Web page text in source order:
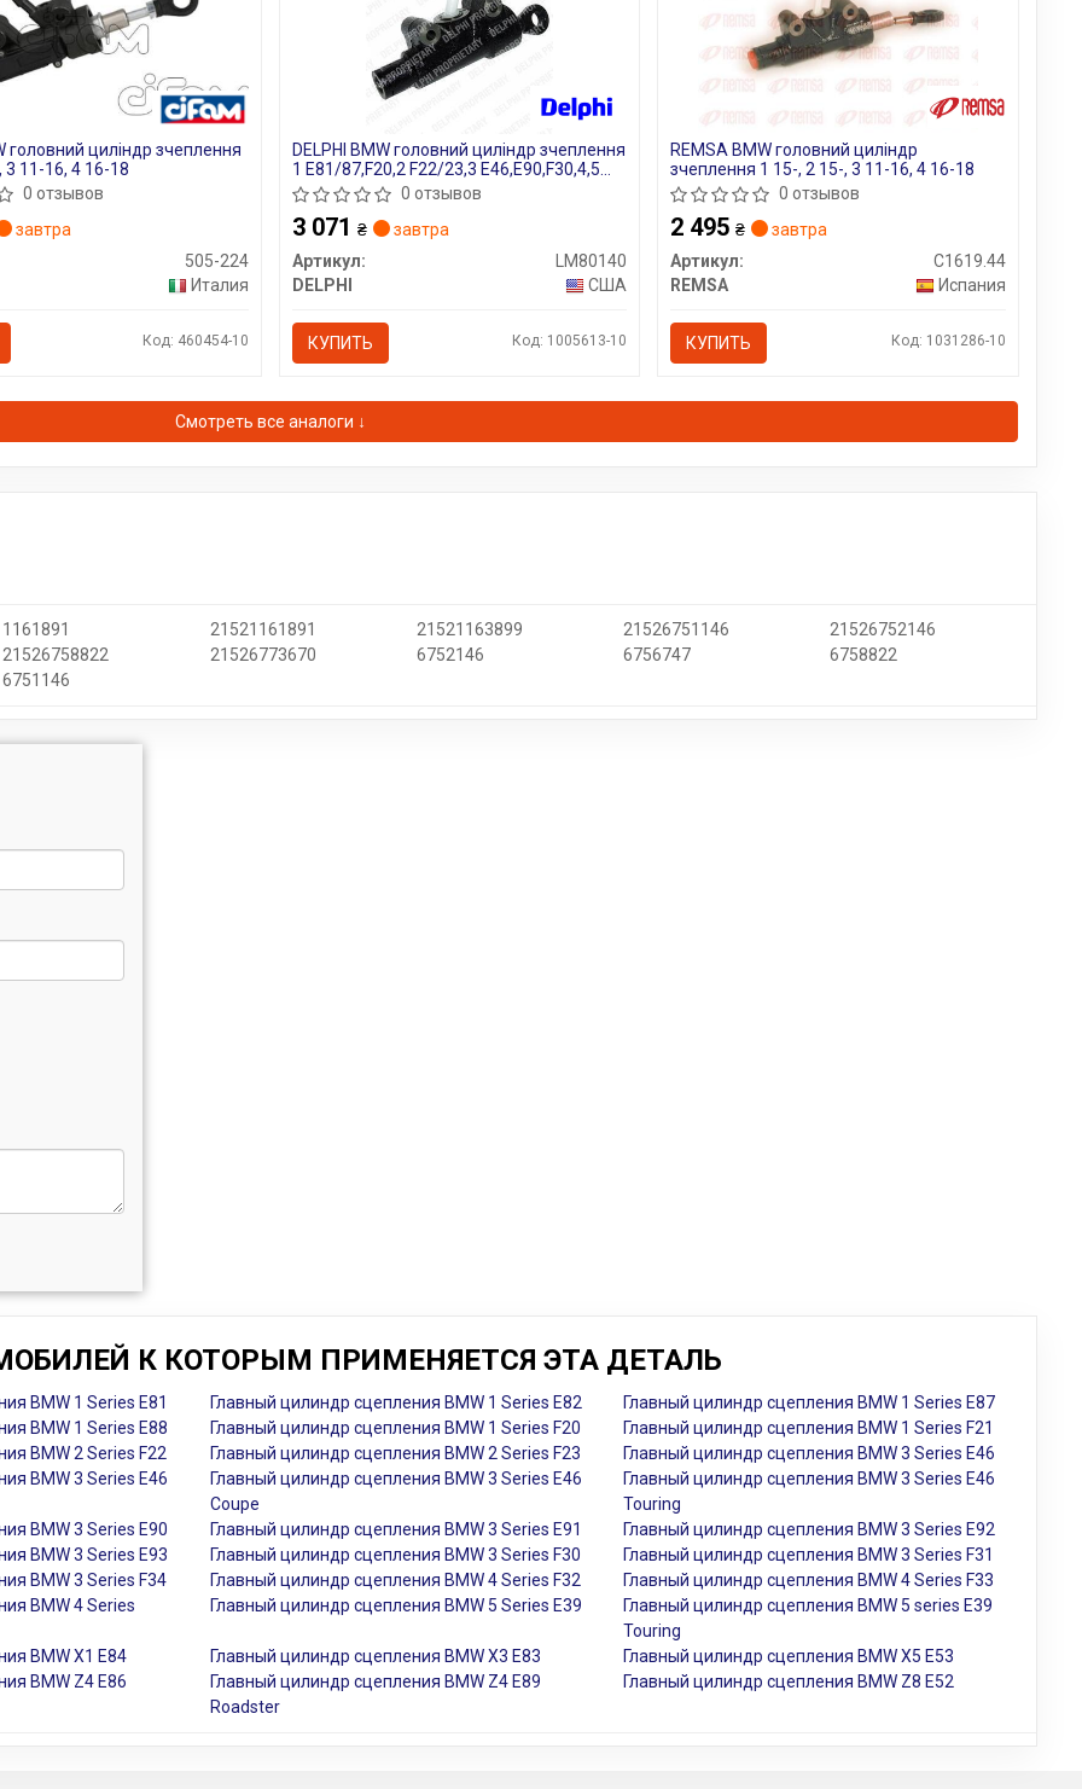
головний циліндр зчеплення
3 11-16, 4 16-18
0 отзывов
завтра
505-224
Италия
Код: 460454-10
DELPHI BMW головний циліндр зчеплення
1 E81/87,F20,2 F22/23,3 E46,E90,F30,4,5
E39,X1 E84,X3 E83,X5 E53,Z4
0 отзывов
3 071 ₴
завтра
Артикул:
LM80140
DELPHI
США
КУПИТЬ Код: 1005613-10
REMSA BMW головний циліндр
зчеплення 1 15-, 2 15-, 3 11-16, 4 16-18
0 отзывов
2 495₴
завтра
Артикул:
C1619.44
REMSA
Испания
КУПИТЬ Код: 1031286-10
Смотреть все аналоги ↓
1161891 21521161891 21521163899 21526751146
21526752146
21526758822 21526773670 6752146 6756747
6758822
6751146
К КОТОРЫМ ПРИМЕНЯЕТСЯ ЭТА ДЕТАЛЬ
BMW 1 Series E81 Главный цилиндр сцепления BMW 1 Series E82
Главный цилиндр сцепления BMW 1 Series E87
BMW 1 Series E88
Главный цилиндр сцепления BMW 1 Series F20
Главный цилиндр сцепления BMW 1 Series F21
BMW 2 Series F22
Главный цилиндр сцепления BMW 2 Series F23
Главный цилиндр сцепления BMW 3 Series E46
BMW 3 Series E46
Главный цилиндр сцепления BMW 3 Series E46
Coupe
Главный цилиндр сцепления BMW 3 Series E46
Touring
BMW 3 Series E90
Главный цилиндр сцепления BMW 3 Series E91
Главный цилиндр сцепления BMW 3 Series E92
BMW 3 Series E93
Главный цилиндр сцепления BMW 3 Series F30
Главный цилиндр сцепления BMW 3 Series F31
BMW 3 Series F34
Главный цилиндр сцепления BMW 4 Series F32
Главный цилиндр сцепления BMW 4 Series F33
BMW 4 Series
Главный цилиндр сцепления BMW 5 Series E39
Главный цилиндр сцепления BMW 5 series E39
Touring
BMW X1 E84
Главный цилиндр сцепления BMW X3 E83
Главный цилиндр сцепления BMW X5 E53
BMW Z4 E86
Главный цилиндр сцепления BMW Z4 E89
Roadster
Главный цилиндр сцепления BMW Z8 E52